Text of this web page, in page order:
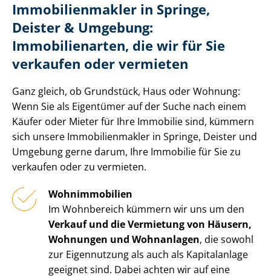
Im­mo­bi­li­en­mak­ler in Springe,
Deister & Umgebung:
Immobilienarten, die wir für Sie
verkaufen oder vermieten
Ganz gleich, ob Grundstück, Haus oder Wohnung:
Wenn Sie als Eigentümer auf der Suche nach einem
Käufer oder Mieter für Ihre Immobilie sind, kümmern
sich unsere Im­mo­bi­li­en­mak­ler in Springe, Deister und
Umgebung gerne darum, Ihre Immobilie für Sie zu
verkaufen oder zu vermieten.
Wohnimmobilien
Im Wohnbereich kümmern wir uns um den
Verkauf und die Vermietung von Häusern,
Wohnungen und Wohnanlagen, die sowohl
zur Eigennutzung als auch als Kapitalanlage
geeignet sind. Dabei achten wir auf eine